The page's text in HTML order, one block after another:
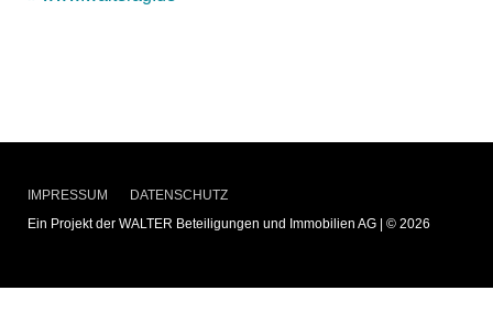
IMPRESSUM
DATENSCHUTZ
Ein Projekt der WALTER Beteiligungen und Immobilien AG | © 2026